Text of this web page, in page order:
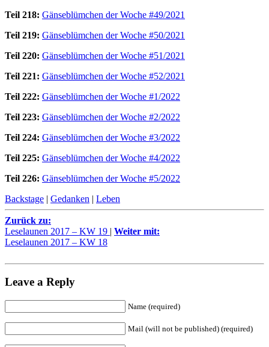
Teil 218: Gänseblümchen der Woche #49/2021
Teil 219: Gänseblümchen der Woche #50/2021
Teil 220: Gänseblümchen der Woche #51/2021
Teil 221: Gänseblümchen der Woche #52/2021
Teil 222: Gänseblümchen der Woche #1/2022
Teil 223: Gänseblümchen der Woche #2/2022
Teil 224: Gänseblümchen der Woche #3/2022
Teil 225: Gänseblümchen der Woche #4/2022
Teil 226: Gänseblümchen der Woche #5/2022
Backstage | Gedanken | Leben
Zurück zu:
Leselaunen 2017 – KW 19 | Weiter mit:
Leselaunen 2017 – KW 18
Leave a Reply
Name (required)
Mail (will not be published) (required)